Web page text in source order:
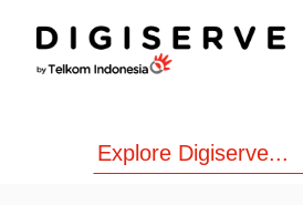
content